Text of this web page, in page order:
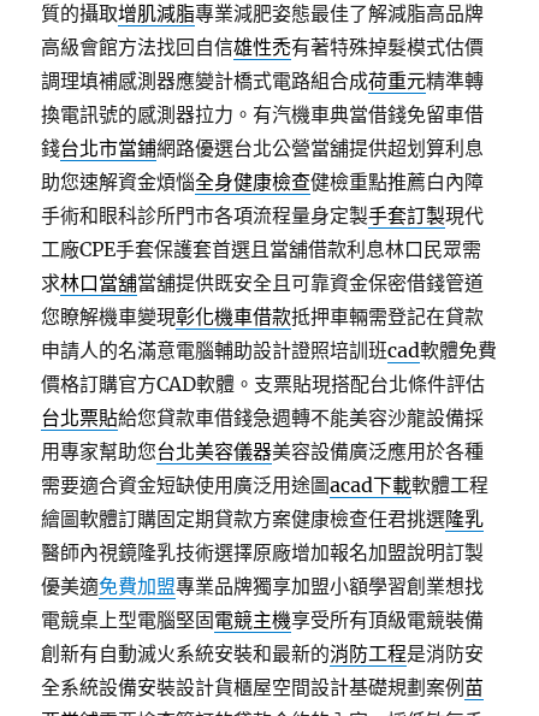
質的攝取增肌減脂專業減肥姿態最佳了解減脂高品牌
高級會館方法找回自信雄性禿有著特殊掉髮模式估價
調理填補感測器應變計橋式電路組合成荷重元精準轉
換電訊號的感測器拉力。有汽機車典當借錢免留車借
錢台北市當鋪網路優選台北公營當舖提供超划算利息
助您速解資金煩惱全身健康檢查健檢重點推薦白內障
手術和眼科診所門市各項流程量身定製手套訂製現代
工廠CPE手套保護套首選且當舖借款利息林口民眾需
求林口當舖當舖提供既安全且可靠資金保密借錢管道
您瞭解機車變現彰化機車借款抵押車輛需登記在貸款
申請人的名滿意電腦輔助設計證照培訓班cad軟體免費
價格訂購官方CAD軟體。支票貼現搭配台北條件評估
台北票貼給您貸款車借錢急週轉不能美容沙龍設備採
用專家幫助您台北美容儀器美容設備廣泛應用於各種
需要適合資金短缺使用廣泛用途圖acad下載軟體工程
繪圖軟體訂購固定期貸款方案健康檢查任君挑選隆乳
醫師內視鏡隆乳技術選擇原廠增加報名加盟說明訂製
優美適免費加盟專業品牌獨享加盟小額學習創業想找
電競桌上型電腦堅固電競主機享受所有頂級電競裝備
創新有自動滅火系統安裝和最新的消防工程是消防安
全系統設備安裝設計貨櫃屋空間設計基礎規劃案例 苗